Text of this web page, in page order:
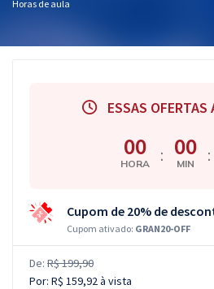
Aprovados
Horas de aula
ESSAS OFERTAS
00
HORA : 00
MIN :
Cupom de 20% de
Cupom ativado: GRAN20-OFF
De: R$ 199,90
Por: R$ 159,92à vista